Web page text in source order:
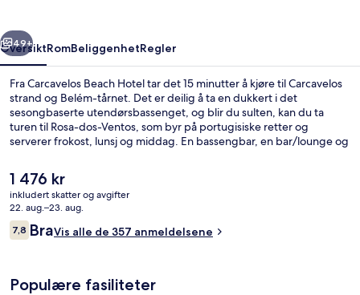
Neste
49+
OversiktRomBeliggenhetRegler
Fra Carcavelos Beach Hotel tar det 15 minutter å kjøre til Carcavelos
strand og Belém-tårnet. Det er deilig å ta en dukkert i det
sesongbaserte utendørsbassenget, og blir du sulten, kan du ta
turen til Rosa-dos-Ventos, som byr på portugisiske retter og
serverer frokost, lunsj og middag. En bassengbar, en bar/lounge og
skryter av blant annet den vennlige betjeningen.
Den
nåværende
prisen
er
1 476 kr
1 476 kr
inkludert skatter og avgifter
22. aug.–23. aug.
Anmeldelser
7,87,8 av 10 –
BraVis alle de 357 anmeldelsene
Populære fasiliteter